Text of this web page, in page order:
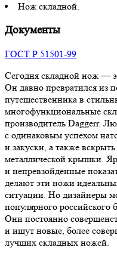
Нож складной.
Документы
ГОСТ Р 51501-99
Сегодня складной нож —
Он давно превратился из
путешественника в
многофункциональные
производитель Daggerr.
с одинаковым успехом
и закуски, а также
металлической крышки.
и непревзойденные
делают эти ножи
ситуации. Но дизайнеры
популярного российского
Они постоянно
и ищут новые, более
лучших складных ножей.